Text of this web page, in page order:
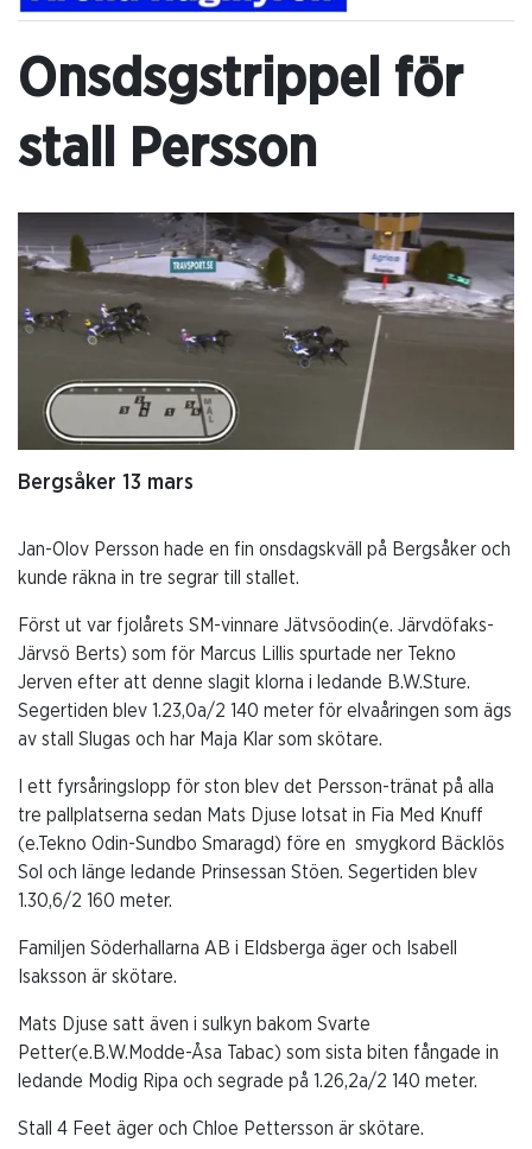
Onsdsgstrippel för
stall Persson
Bergsåker 13 mars
Jan-Olov Persson hade en fin onsdagskväll på Bergsåker och
kunde räkna in tre segrar till stallet.
Först ut var fjolårets SM-vinnare Jätvsöodin(e. Järvdöfaks-
Järvsö Berts) som för Marcus Lillis spurtade ner Tekno
Jerven efter att denne slagit klorna i ledande B.W.Sture.
Segertiden blev 1.23,0a/2 140 meter för elvaåringen som ägs
av stall Slugas och har Maja Klar som skötare.
I ett fyrsåringslopp för ston blev det Persson-tränat på alla
tre pallplatserna sedan Mats Djuse lotsat in Fia Med Knuff
(e.Tekno Odin-Sundbo Smaragd) före en smygkord Bäcklös
Sol och länge ledande Prinsessan Stöen. Segertiden blev
1.30,6/2 160 meter.
Familjen Söderhallarna AB i Eldsberga äger och Isabell
Isaksson är skötare.
Mats Djuse satt även i sulkyn bakom Svarte
Petter(e.B.W.Modde-Åsa Tabac) som sista biten fångade in
ledande Modig Ripa och segrade på 1.26,2a/2 140 meter.
Stall 4 Feet äger och Chloe Pettersson är skötare.